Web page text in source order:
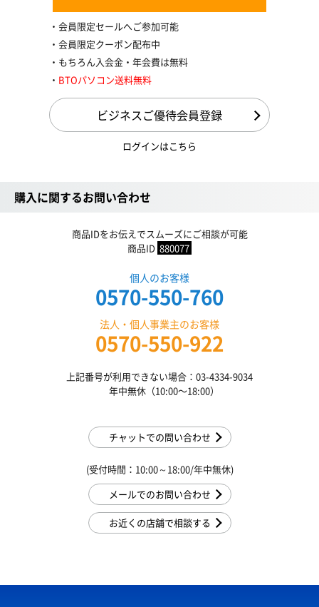
会員限定セールへご参加可能
会員限定クーポン配布中
もちろん入会金・年会費は無料
BTOパソコン送料無料
ビジネスご優待会員登録
ログインはこちら
購入に関するお問い合わせ
商品IDをお伝えでスムーズにご相談が可能
商品ID 880077
個人のお客様
0570-550-760
法人・個人事業主のお客様
0570-550-922
上記番号が利用できない場合：03-4334-9034
年中無休（10:00〜18:00）
チャットでの問い合わせ
(受付時間：10:00～18:00/年中無休)
メールでのお問い合わせ
お近くの店舗で相談する